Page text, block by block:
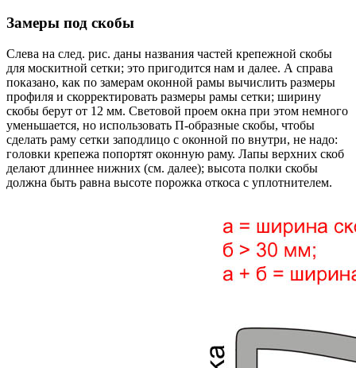
Замеры под скобы
Слева на след. рис. даны названия частей крепежной скобы
для москитной сетки; это пригодится нам и далее. А справа
показано, как по замерам оконной рамы вычислить размеры
профиля и скорректировать размеры рамы сетки; ширину
скобы берут от 12 мм. Световой проем окна при этом немного
уменьшается, но использовать П-образные скобы, чтобы
сделать раму сетки заподлицо с оконной по внутри, не надо:
головки крепежа попортят оконную раму. Лапы верхних скоб
делают длиннее нижних (см. далее); высота полки скобы
должна быть равна высоте порожка откоса с уплотнителем.